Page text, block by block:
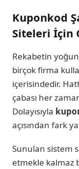
Kuponkod
Siteleri İçin
Rekabetin yoğun
birçok firma
içerisindedir.
çabası her
Dolayısıyla
açısından fark
Sunulan sistem
etmekle kalmaz